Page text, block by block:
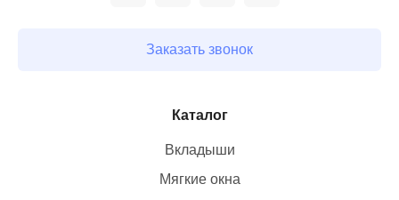
Каталог
Вкладыши
Мягкие окна
Заказать звонок